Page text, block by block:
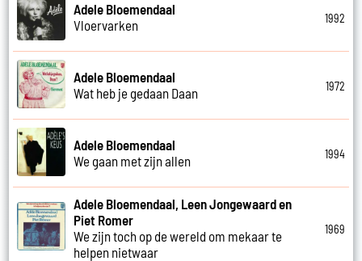
Adele Bloemendaal
Vloervarken
1992
Adele Bloemendaal
Wat heb je gedaan Daan
1972
Adele Bloemendaal
We gaan met zijn allen
1994
Adele Bloemendaal, Leen Jongewaard en
Piet Romer
We zijn toch op de wereld om mekaar te
helpen nietwaar
1969